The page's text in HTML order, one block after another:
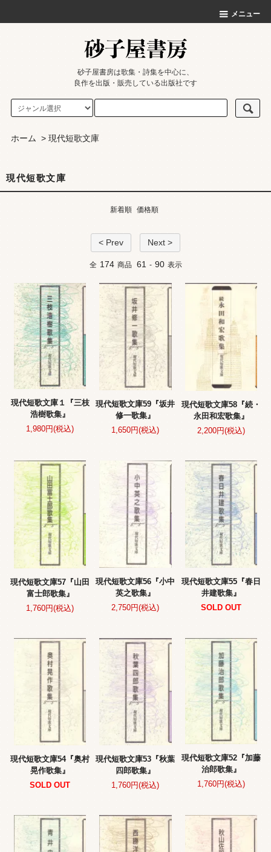
メニュー
砂子屋書房は歌集・詩集を中心に、
良作を出版・販売している出版社です
ホーム > 現代短歌文庫
現代短歌文庫
新着順 価格順
< Prev Next >
全 174 商品 61 - 90 表示
現代短歌文庫１『三枝
浩樹歌集』
1,980円(税込)
現代短歌文庫59『坂井
修一歌集』
1,650円(税込)
現代短歌文庫58『続・
永田和宏歌集』
2,200円(税込)
現代短歌文庫57『山田
富士郎歌集』
1,760円(税込)
現代短歌文庫56『小中
英之歌集』
2,750円(税込)
現代短歌文庫55『春日
井建歌集』
SOLD OUT
現代短歌文庫54『奥村
晃作歌集』
SOLD OUT
現代短歌文庫53『秋葉
四郎歌集』
1,760円(税込)
現代短歌文庫52『加藤
治郎歌集』
1,760円(税込)